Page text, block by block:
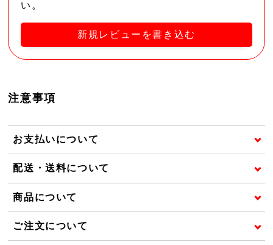
い。
新規レビューを書き込む
注意事項
お支払いについて
配送・送料について
商品について
ご注文について